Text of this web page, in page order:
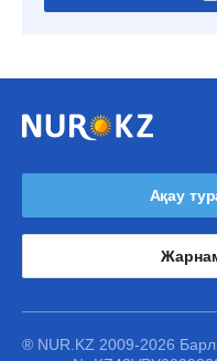
Ақау
® NUR.KZ 2009-2026